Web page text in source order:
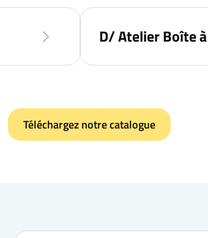
D/ Atelier Boîte
Téléchargez notre catalogue